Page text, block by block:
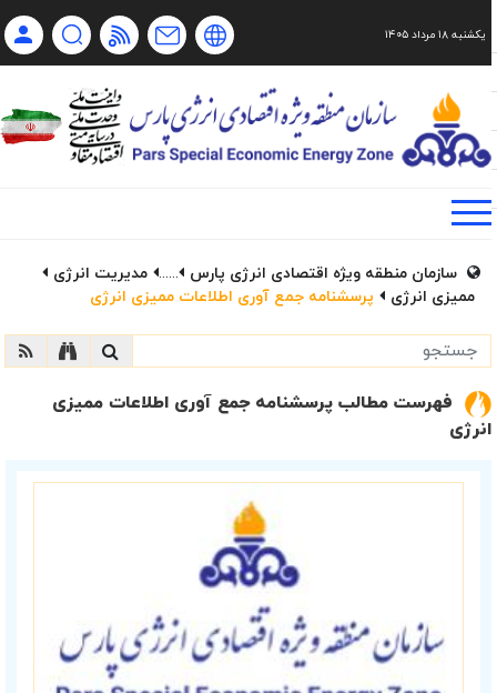
فا Ru Ch
یکشنبه ۱۸ مرداد ۱۴۰۵
سازمان منطقه ویژه اقتصادی انرژی پارس ......
مدیریت انرژی
ممیزی انرژی
پرسشنامه جمع آوری اطلاعات ممیزی انرژی
فهرست مطالب پرسشنامه جمع آوری اطلاعات ممیزی
انرژی